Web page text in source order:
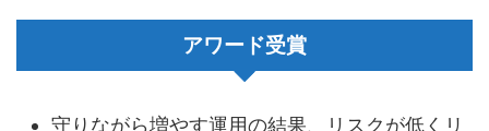
アワード受賞
守りながら増やす運用の結果、リスクが低くリ